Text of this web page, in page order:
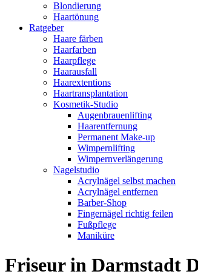
Blondierung
Haartönung
Ratgeber
Haare färben
Haarfarben
Haarpflege
Haarausfall
Haarextentions
Haartransplantation
Kosmetik-Studio
Augenbrauenlifting
Haarentfernung
Permanent Make-up
Wimpernlifting
Wimpernverlängerung
Nagelstudio
Acrylnägel selbst machen
Acrylnägel entfernen
Barber-Shop
Fingernägel richtig feilen
Fußpflege
Maniküre
Friseur in Darmstadt